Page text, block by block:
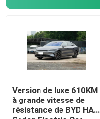
Version de luxe 610KM
à grande vitesse de
résistance de BYD HAN